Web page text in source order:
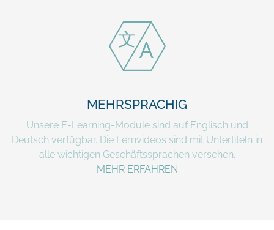
MEHRSPRACHIG
Unsere E-Learning-Module sind auf Englisch und
Deutsch verfügbar. Die Lernvideos sind mit Untertiteln in
alle wichtigen Geschäftssprachen versehen.
MEHR ERFAHREN